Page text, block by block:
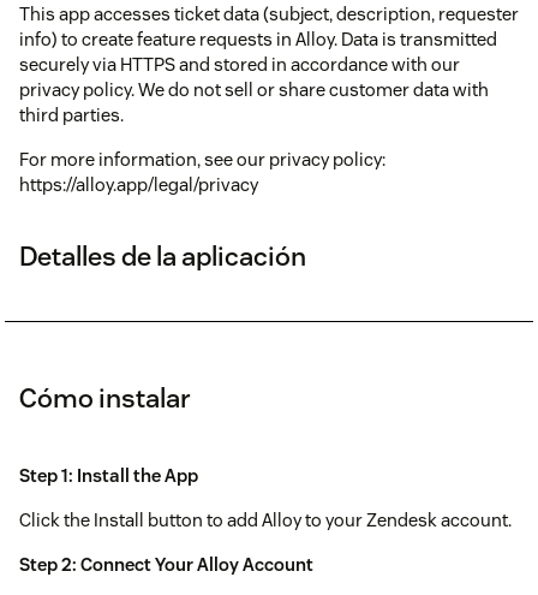
This app accesses ticket data (subject, description, requester
info) to create feature requests in Alloy. Data is transmitted
securely via HTTPS and stored in accordance with our
privacy policy. We do not sell or share customer data with
third parties.
For more information, see our privacy policy:
https://alloy.app/legal/privacy
Detalles de la aplicación
Cómo instalar
Step 1: Install the App
Click the Install button to add Alloy to your Zendesk account.
Step 2: Connect Your Alloy Account